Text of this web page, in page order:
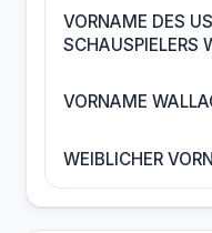
VORNAME DES
SCHAUSPIELERS
VORNAME
WEIBLICHER